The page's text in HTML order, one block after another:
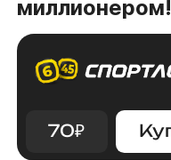
миллионером!
70₽